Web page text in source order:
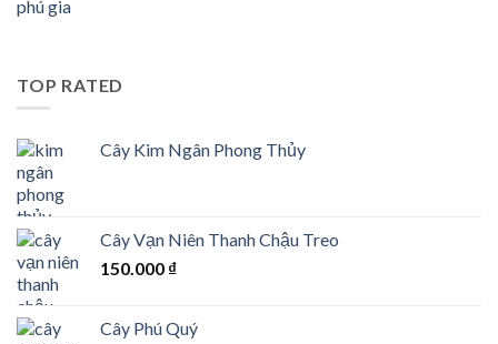
TOP RATED
Cây Kim Ngân Phong Thủy
Cây Vạn Niên Thanh Chậu Treo
150.000 ₫
Cây Phú Quý